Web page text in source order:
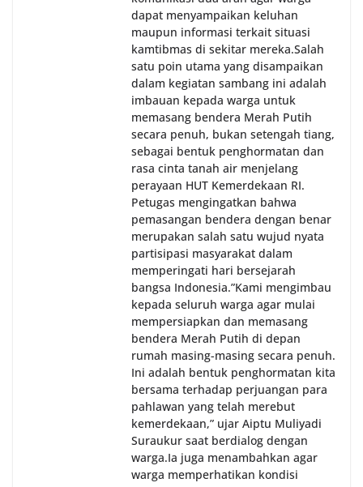
dapat menyampaikan keluhan
maupun informasi terkait situasi
kamtibmas di sekitar mereka.‎‎‎Salah
satu poin utama yang disampaikan
dalam kegiatan sambang ini adalah
imbauan kepada warga untuk
memasang bendera Merah Putih
secara penuh, bukan setengah tiang,
sebagai bentuk penghormatan dan
rasa cinta tanah air menjelang
perayaan HUT Kemerdekaan RI.
Petugas mengingatkan bahwa
pemasangan bendera dengan benar
merupakan salah satu wujud nyata
partisipasi masyarakat dalam
memperingati hari bersejarah
bangsa Indonesia.‎‎”Kami mengimbau
kepada seluruh warga agar mulai
mempersiapkan dan memasang
bendera Merah Putih di depan
rumah masing-masing secara penuh.
Ini adalah bentuk penghormatan kita
bersama terhadap perjuangan para
pahlawan yang telah merebut
kemerdekaan,” ujar Aiptu Muliyadi
Suraukur saat berdialog dengan
warga.‎‎Ia juga menambahkan agar
warga memperhatikan kondisi